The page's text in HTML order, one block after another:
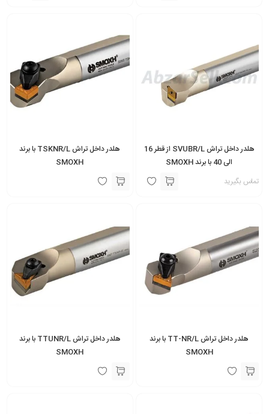
هلدر داخل تراش SVUBR/L از قطر 16
الی 40 با برند SMOXH
تماس بگیرید
هلدر داخل تراش TSKNR/L با برند
SMOXH
هلدر داخل تراش TT-NR/L با برند
SMOXH
هلدر داخل تراش TTUNR/L با برند
SMOXH